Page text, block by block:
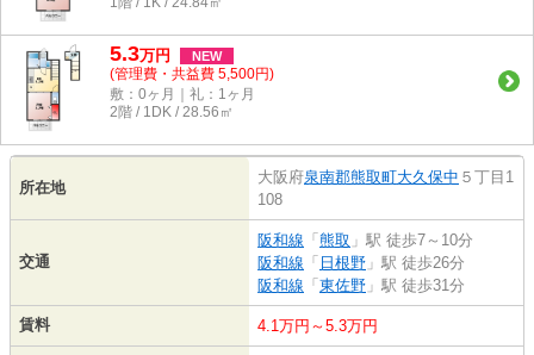
5.3万円 NEW
(管理費・共益費 5,500円)
敷：0ヶ月｜礼：1ヶ月
2階 / 1DK / 28.56㎡
所在地
大阪府泉南郡熊取町大久保中 ５丁目1
108
交通
阪和線 「 熊取 」駅 徒歩7～10分
阪和線 「 日根野 」駅 徒歩26分
阪和線 「 東佐野 」駅 徒歩31分
賃料 4.1万円～5.3万円